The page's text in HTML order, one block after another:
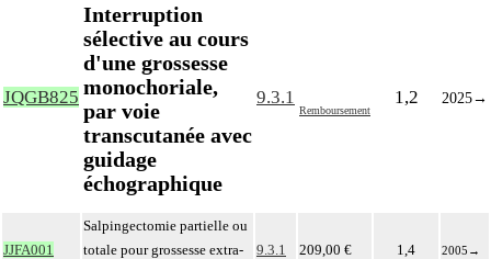
JQGB825
Interruption
sélective au cours
d'une grossesse
monochoriale,
par voie
transcutanée avec
guidage
échographique
9.3.1
Remboursement
1,2 2025→
JJFA001
Salpingectomie partielle ou
totale pour grossesse extra-
9.3.1 209,00 € 1,4 2005 →